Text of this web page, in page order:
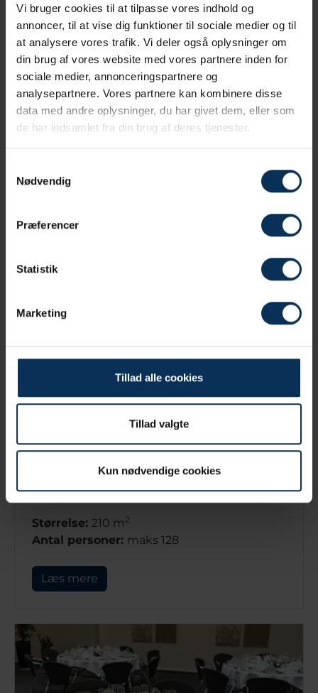
Vi bruger cookies til at tilpasse vores indhold og
annoncer, til at vise dig funktioner til sociale medier og til
at analysere vores trafik. Vi deler også oplysninger om
din brug af vores website med vores partnere inden for
sociale medier, annonceringspartnere og
analysepartnere. Vores partnere kan kombinere disse
data med andre oplysninger, du har givet dem, eller som
de har indsamlet fra din brug af deres tjenester.
Nødvendig
Præferencer
Statistik
Marketing
Tillad alle cookies
Tillad valgte
Kun nødvendige cookies
Bøgesalen I
Antal personer:
Bøgesalen I + II
Størrelse: 210 m 2
Antal personer: maks 128
Læs mere